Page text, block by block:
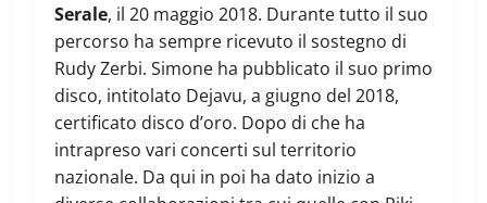
Serale, il 20 maggio 2018. Durante tutto il suo
percorso ha sempre ricevuto il sostegno di
Rudy Zerbi. Simone ha pubblicato il suo primo
disco, intitolato Dejavu, a giugno del 2018,
certificato disco d’oro. Dopo di che ha
intrapreso vari concerti sul territorio
nazionale. Da qui in poi ha dato inizio a